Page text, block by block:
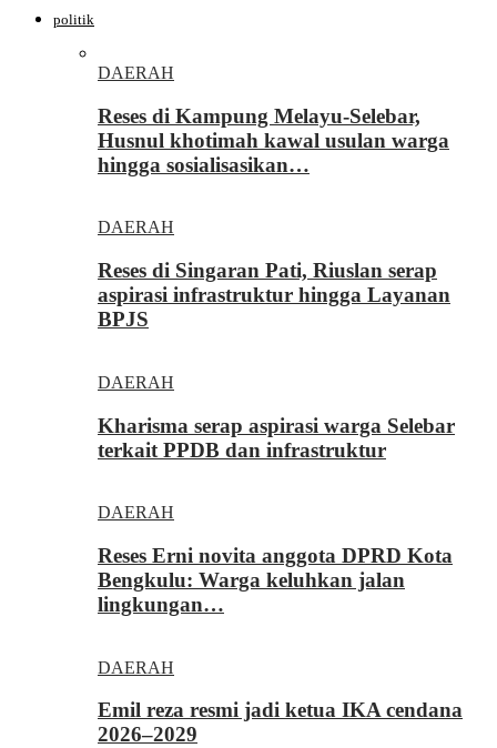
politik
DAERAH
Reses di Kampung Melayu-Selebar,
Husnul khotimah kawal usulan warga
hingga sosialisasikan…
DAERAH
Reses di Singaran Pati, Riuslan serap
aspirasi infrastruktur hingga Layanan
BPJS
DAERAH
Kharisma serap aspirasi warga Selebar
terkait PPDB dan infrastruktur
DAERAH
Reses Erni novita anggota DPRD Kota
Bengkulu: Warga keluhkan jalan
lingkungan…
DAERAH
Emil reza resmi jadi ketua IKA cendana
2026–2029